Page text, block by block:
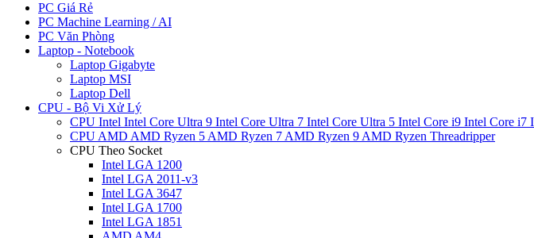
PC Giá Rẻ
PC Machine Learning / AI
PC Văn Phòng
Laptop - Notebook
Laptop Gigabyte
Laptop MSI
Laptop Dell
CPU - Bộ Vi Xử Lý
CPU Intel Intel Core Ultra 9 Intel Core Ultra 7 Intel Core Ultra 5 Intel Core i9 Intel Core i7
CPU AMD AMD Ryzen 5 AMD Ryzen 7 AMD Ryzen 9 AMD Ryzen Threadripper
CPU Theo Socket
Intel LGA 1200
Intel LGA 2011-v3
Intel LGA 3647
Intel LGA 1700
Intel LGA 1851